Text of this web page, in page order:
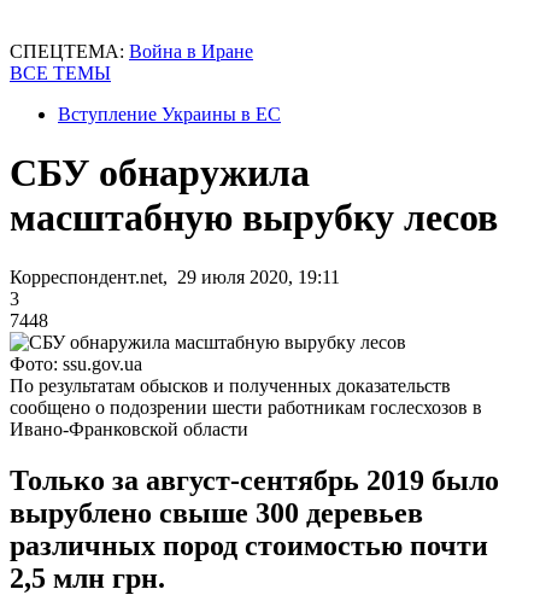
СПЕЦТЕМА: Война в Иране
ВСЕ ТЕМЫ
Вступление Украины в ЕС
СБУ обнаружила
масштабную вырубку лесов
Корреспондент.net, 29 июля 2020, 19:11
3
7448
Фото: ssu.gov.ua
По результатам обысков и полученных доказательств
сообщено о подозрении шести работникам гослесхозов в
Ивано-Франковской области
Только за август-сентябрь 2019 было
вырублено свыше 300 деревьев
различных пород стоимостью почти
2,5 млн грн.